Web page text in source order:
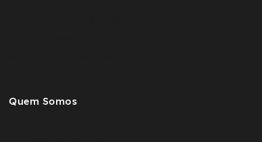
Quem Somos